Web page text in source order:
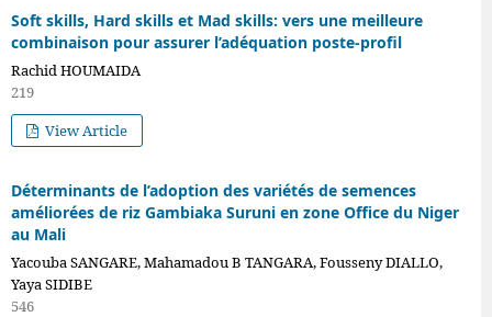
Soft skills, Hard skills et Mad skills: vers une meilleure
combinaison pour assurer l’adéquation poste-profil
Rachid HOUMAIDA
219
View Article
Déterminants de l’adoption des variétés de semences
améliorées de riz Gambiaka Suruni en zone Office du Niger
au Mali
Yacouba SANGARE, Mahamadou B TANGARA, Fousseny DIALLO,
Yaya SIDIBE
546